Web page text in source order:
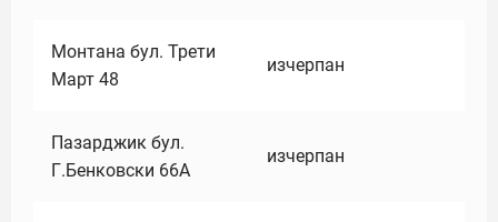
Монтана бул. Трети
Март 48
изчерпан
Пазарджик бул.
Г.Бенковски 66А
изчерпан